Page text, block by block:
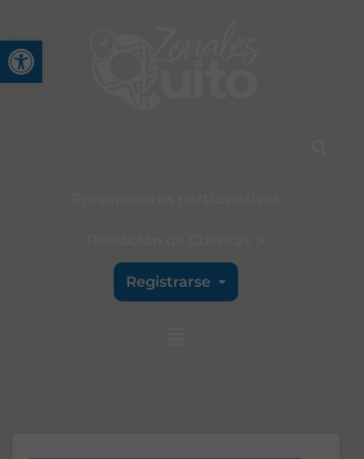
Abrir barra de
Registrarse